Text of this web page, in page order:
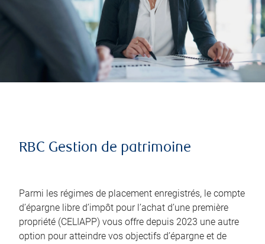
RBC Gestion de patrimoine
Parmi les régimes de placement enregistrés, le compte
d’épargne libre d’impôt pour l’achat d’une première
propriété (CELIAPP) vous offre depuis 2023 une autre
option pour atteindre vos objectifs d’épargne et de